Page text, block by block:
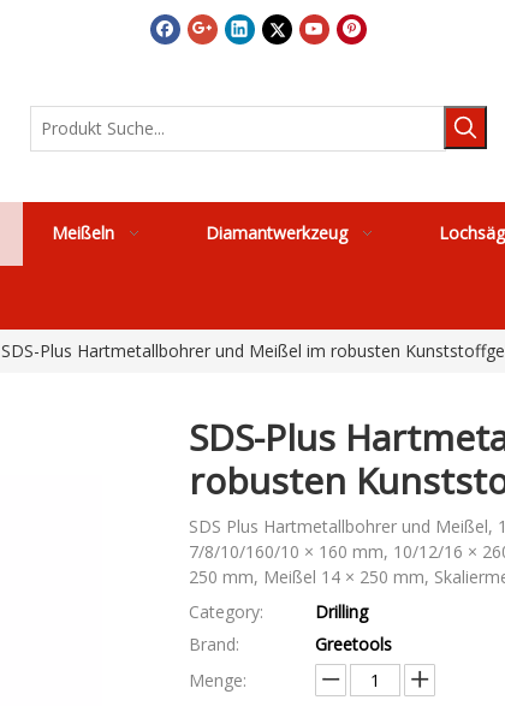
Meißeln Diamantwerkzeug
SDS-Plus Hartmetallbohrer und Meißel im robusten
SDS-Plus
robusten
SDS Plus Hartmetallbohrer und
7/8/10/160/10 × 160 mm, 10/12/16 ×
250 mm, Meißel 14 × 250 mm,
Category:
Drilling
Brand:
Greetools
Menge: